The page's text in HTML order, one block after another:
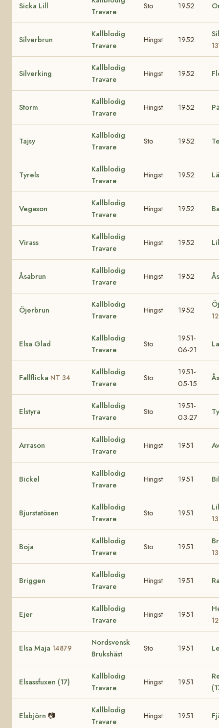
Sicka Lill
Travare
Sto 1952
Silverbrun
Kallblodig
Travare
Hingst 1952
Silverking
Kallblodig
Travare
Hingst 1952
Storm
Kallblodig
Travare
Hingst 1952
Tajsy
Kallblodig
Travare
Sto 1952
Tyrels
Kallblodig
Travare
Hingst 1952
Vegason
Kallblodig
Travare
Hingst 1952
Virass
Kallblodig
Travare
Hingst 1952
Åsabrun
Kallblodig
Travare
Hingst 1952
Öjerbrun
Kallblodig
Travare
Hingst 1952
Elsa Glad
Kallblodig
Travare
Sto
1951-
06-21
Fallflicka NT 34
Kallblodig
Travare
Sto
1951-
05-15
Elstyra
Kallblodig
Travare
Sto
1951-
03-27
Arrason
Kallblodig
Travare
Hingst 1951
Bickel
Kallblodig
Travare
Hingst 1951
Bjurstatösen
Kallblodig
Travare
Sto 1951
Boja
Kallblodig
Travare
Sto 1951
Briggen
Kallblodig
Travare
Hingst 1951
Ejer
Kallblodig
Travare
Hingst 1951
Elsa Maja 14879
Nordsvensk
Brukshäst
Sto 1951
Elsassfuxen (17)
Kallblodig
Travare
Hingst 1951
Elsbjörn 📷
Kallblodig
Travare
Hingst 1951